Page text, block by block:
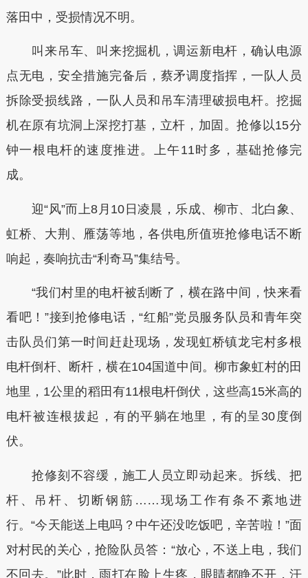
落田中，受损情况不明。
叫来吊车、叫来挖掘机，调运新电杆，确认电源
点无电，安全措施完备后，蔡矛调度指挥，一队人员
拆除受损线路，一队人员和吊车清理破损电杆。挖掘
机在原有坑洞上深挖打基，立杆，加固。抢修以15分
钟一根电杆的速度推进。上午11时多，基础抢修完
成。
迎“风”而上8月10日凌晨，乐成、柳市、北白象、
虹桥、大荆、雁荡等地，各供电所值班抢修电话不断
响起，奏响抗击“利奇马”集结号。
“我们村里的电杆被刮断了，横在路中间，快来看
看吧！”接到抢修电话，“红船”党员服务队员和青年突
击队员们第一时间赶赴现场，发现虹桥镇龙宅村多根
电杆倒杆、断杆，横在104国道中间。柳市象虹村的田
地里，1公里的稻田有11根电杆倒伏，这些高15米高的
电杆被连根拔起，有的平躺在地里，有的呈30度倒
伏。
抢修刻不容缓，施工人员立即动起来。拆线、把
杆、吊杆、切断钢筋……现场工作有条不紊地进
行。“今天能送上电吗？中午还没吃饭吧，辛苦啦！”面
对村民的关心，抢险队员答：“放心，不送上电，我们
不回去。”此时，雨打在脸上生疼，眼睛都睁不开，汗